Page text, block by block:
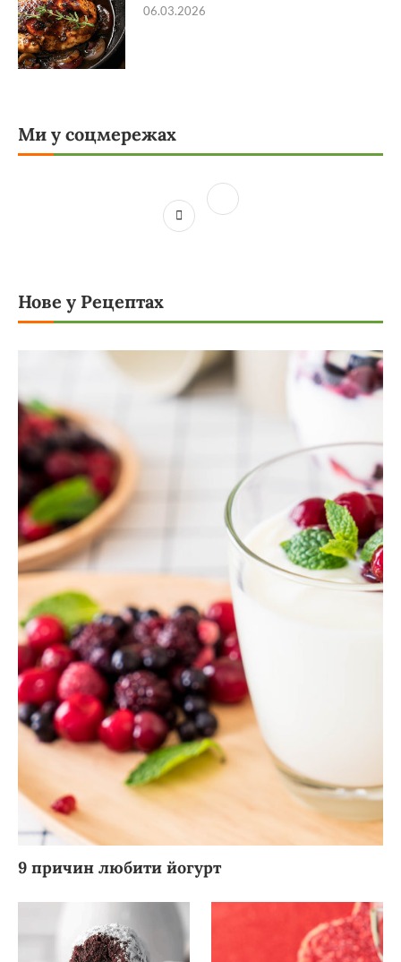
06.03.2026
Ми у соцмережах
Нове у Рецептах
9 причин любити йогурт